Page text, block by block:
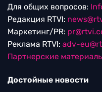
Для общих вопросов:
Редакция RTVI:
Маркетинг/PR:
Реклама RTVI: adv-
Партнерские
Достойные новости